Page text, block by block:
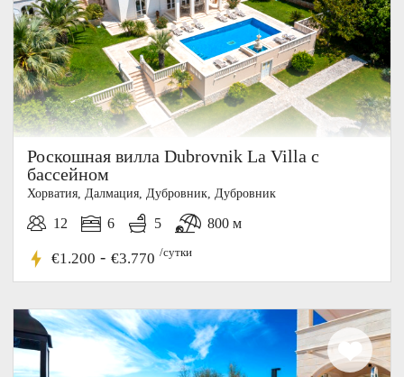
Роскошная вилла Dubrovnik La Villa с
бассейном
Хорватия, Далмация, Дубровник, Дубровник
12 6 5 800 м
€1.200 - €3.770 /сутки